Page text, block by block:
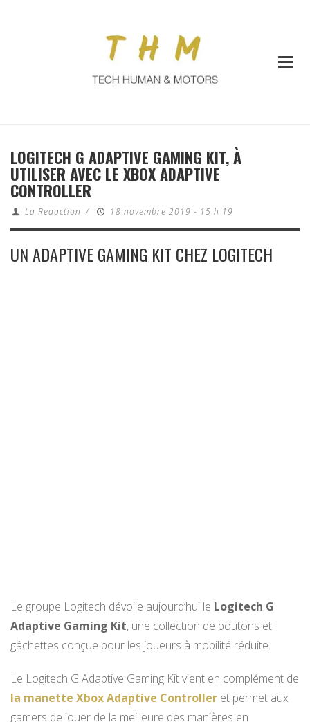
LOGITECH G ADAPTIVE GAMING KIT, À
UTILISER AVEC LE XBOX ADAPTIVE
CONTROLLER
La Redaction / 18 novembre 2019 - 15 h 19
UN ADAPTIVE GAMING KIT CHEZ LOGITECH
Le groupe Logitech dévoile aujourd’hui le Logitech G
Adaptive Gaming Kit, une collection de boutons et
gâchettes conçue pour les joueurs à mobilité réduite.
Le Logitech G Adaptive Gaming Kit vient en complément de
la manette Xbox Adaptive Controller et permet aux
gamers de jouer de la meilleure des manières en